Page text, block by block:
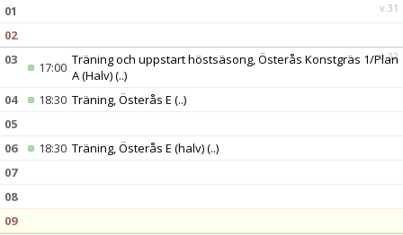
v.31
01
02
v.32
03 17:00 Träning och uppstart höstsäsong, Österås Konstgräs 1/Plan
A (Halv)(..)
04
18:30 Träning, Österås E (..)
05
06
18:30 Träning, Österås E (halv)(..)
07
08
09